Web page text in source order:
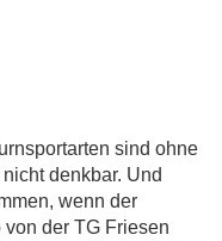
sind ohne
denkbar. Und
wenn der
der TG Friesen